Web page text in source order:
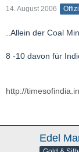
14. August 2006
..Allein der Coal
8 -10 davon für
http://
Edel